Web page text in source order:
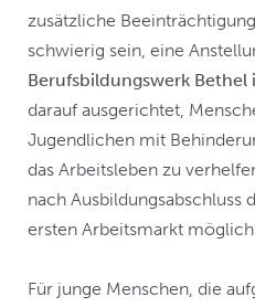
zusätzliche
schwierig sein, eine
Berufsbildungswerk Bethel
darauf ausgerichtet,
Jugendlichen mit
das Arbeitsleben zu
nach Ausbildungsabschluss
ersten Arbeitsmarkt
Für junge Menschen, die